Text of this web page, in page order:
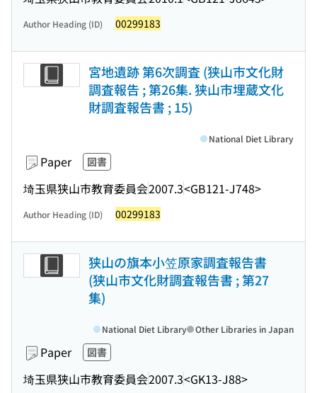
Author Heading (ID) 00299183
宮地遺跡 第6次調査 (狭山市文化財
調査報告 ; 第26集. 狭山市埋蔵文化
財調査報告書 ; 15)
Paper 図書
埼玉県狭山市教育委員会2007.3<GB121-J748>
National Diet Library
Author Heading (ID) 00299183
狭山の旗本小笠原家調査報告書
(狭山市文化財調査報告書 ; 第27
集)
Paper 図書
埼玉県狭山市教育委員会2007.3<GK13-J88>
National Diet Library Other Libraries in Japan